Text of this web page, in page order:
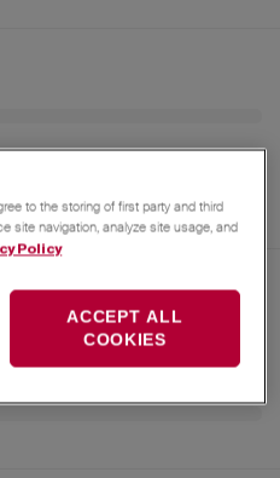
to the storing of first party and third
site navigation, analyze site usage, and
Policy
ACCEPT ALL
COOKIES